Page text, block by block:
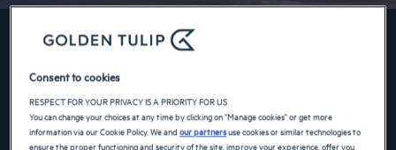
RESERVE AHORA EN NUESTROS HOTELES GOLDEN
TULIP
Consent to cookies
RESPECT FOR YOUR PRIVACY IS A PRIORITY FOR US
You can change your choices at any time by clicking on "Manage cookies" or get more
information via our Cookie Policy. We andour partnersuse cookies or similar technologies to
ensure the proper functioning and security of the site, improve your experience, offer you